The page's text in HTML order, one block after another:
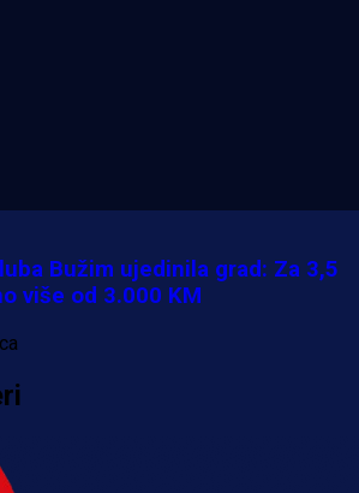
zadovoljan: Evo
u Juventus!
Bužim ujedinila grad: Za 3,5
više od 3.000 KM